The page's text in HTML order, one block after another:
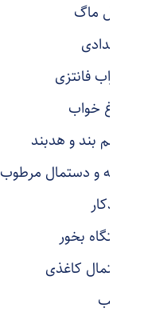
تراول ماگ
جامدادی
جوراب فانتزی
چراغ خواب
چشم بند و هدبند
حوله و دستمال مرطوب
خودکار
دستگاه بخور
دستمال کاغذی
رژ لب